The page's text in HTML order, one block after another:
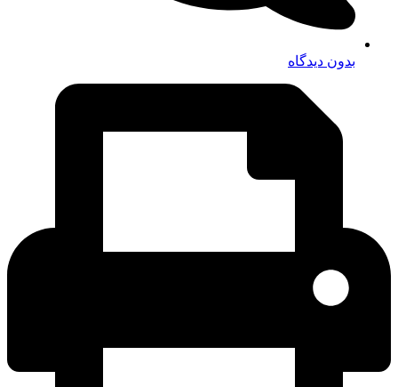
بدون دیدگاه